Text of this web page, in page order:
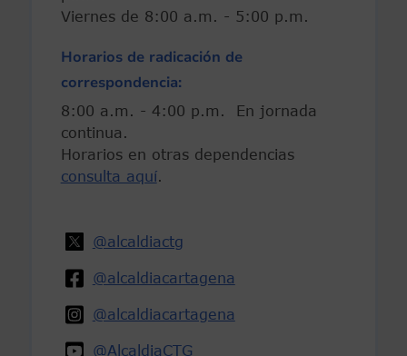
Viernes de 8:00 a.m. - 5:00 p.m.
Horarios de radicación de
correspondencia:
8:00 a.m. - 4:00 p.m. En jornada
continua.
Horarios en otras dependencias
consulta aquí.
@alcaldiactg
@alcaldiacartagena
@alcaldiacartagena
@AlcaldiaCTG